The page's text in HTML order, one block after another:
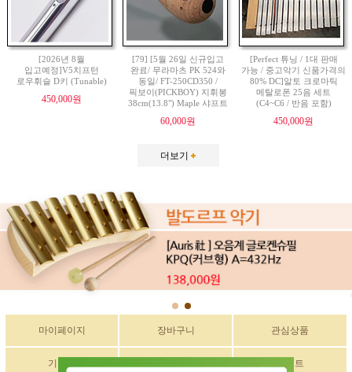
[2026년 8월
입고예정]V5치프턴
로우휘슬 D키 (Tunable)
450,000원
[79] [5월 26일 신규입고
완료/ 무라마츠 PK 524와
동일/ FT-250CD350 /
픽보이(PICKBOY) 지휘봉
38cm(13.8") Maple 샤프트
60,000원
[Perfect 튜닝 / 1대 판매
가능 / 중고악기 신품가격의
80% DC]알토 크로마틱
메탈로폰 25음 세트
(C4~C6 / 반음 포함)
450,000원
더보기
마이페이지 장바구니 관심상품
기획전 이벤트